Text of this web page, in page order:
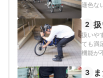
遜色な
方法
2
扱いや
ても満
機能が
の検
3